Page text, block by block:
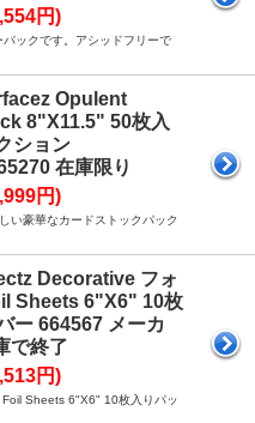
円)
ックです。アシッドフリーで
Opulent
8"X11.5" 50枚入
ション
在庫限り
円)
い豪華なカードストックパック
Decorative フォ
Sheets 6"X6" 10枚
ー 664567 メーカ
で終了
円)
Sheets 6"X6" 10枚入りパッ